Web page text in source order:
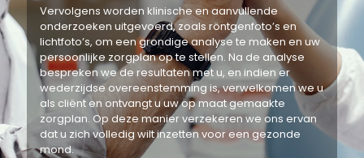
Vervolgens worden klinische en aanvullende
onderzoeken uitgevoerd, zoals röntgenfoto’s en
lichtfoto’s, om een grondige analyse te maken en uw
persoonlijke zorgplan op te stellen. Na de analyse
bespreken we de resultaten met u, en indien er
wederzijdse overeenstemming is, verwelkomen we u
als cliënt en ontvangt u uw op maat gemaakte
zorgplan. Op deze manier verzekeren we ons ervan
dat u zich volledig wilt inzetten voor een gezonde
mond.